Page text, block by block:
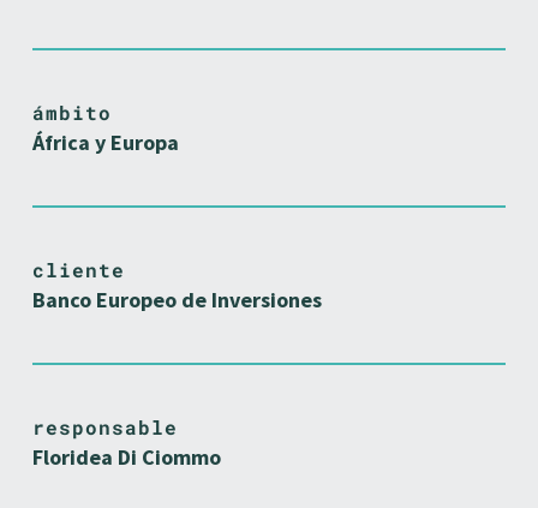
ámbito
África y Europa
cliente
Banco Europeo de Inversiones
responsable
Floridea Di Ciommo